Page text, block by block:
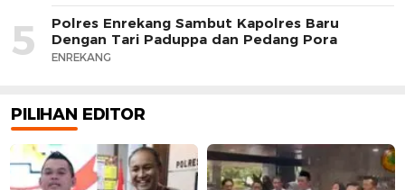
5
Polres Enrekang Sambut Kapolres Baru
Dengan Tari Paduppa dan Pedang Pora
ENREKANG
PILIHAN EDITOR